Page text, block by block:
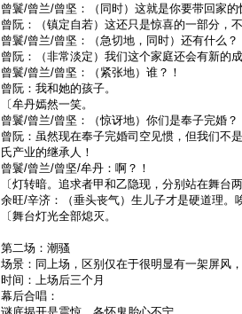
曾鬟/曾兰/曾坚：（同时）这就是你要带回家的
曾阮：（镇定自若）这还只是惊喜的一部分，
曾鬟/曾兰/曾坚：（急切地，同时）还有什么？
曾阮：（非常淡定）我们这个家庭还会有新的
曾鬟/曾兰/曾坚：（紧张地）谁？！
曾阮：我和她的孩子。
〔牟丹嫣然一笑。
曾鬟/曾兰/曾坚：（惊讶地）你们是奉子完婚？
曾阮：虽然现在奉子完婚司空见惯，但我们
氏产业的继承人！
曾鬟/曾兰/曾坚/牟丹：啊？！
〔灯转暗。追求者甲和乙隐现，分别站在舞台
余旺/辛济：（垂头丧气）生儿子才是硬道理。
〔舞台灯光全部熄灭。
第二场：潮骚
场景：同上场，区别仅在于很明显有一架屏风
时间：上场后三个月
幕后合唱：